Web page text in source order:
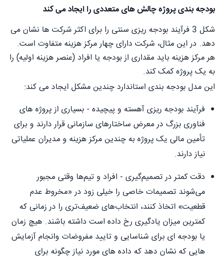
بودجه بندی پروژه چالش های متعددی را ایجاد می کند
شکل 3 فرآیند بودجه ریزی سنتی را برای اکثر شرکت ها نشان می
دهد. در این مثال، شرکت دارای چهار مرکز هزینه متفاوت است.
هر مرکز هزینه باید مقداری از بودجه یا افراد (عنصر هزینه اولیه) را
به یک پروژه کمک کند.
این مدل بودجه بندی استاندارد چندین مشکل ایجاد می کند:
فرآیند بودجه ریزی آهسته و پیچیده - بسیاری از پروژه های
فناوری بزرگ در معرض ساختارهای سازمانی قرار دارند و برای
تأمین مالی یک پروژه به چندین مرکز هزینه و مدیران عملیاتی
نیاز دارند.
دقت کمتر در تصمیم‌گیری - افراد و تیم‌ها وقتی مجبور
می‌شوند تصمیمات خاصی را خیلی زود در «مخروط عدم
قطعیت» اتخاذ کنند، انتخاب‌های ضعیف‌تری را در زمانی که
کمترین میزان یادگیری رخ داده است داشته باشند. هیچ زمان
یا بودجه ای برای شناسایی و تایید مفروضات وانجام آزمایش
هایی که نشان دهد که داده های مورد نیاز چگونه برای